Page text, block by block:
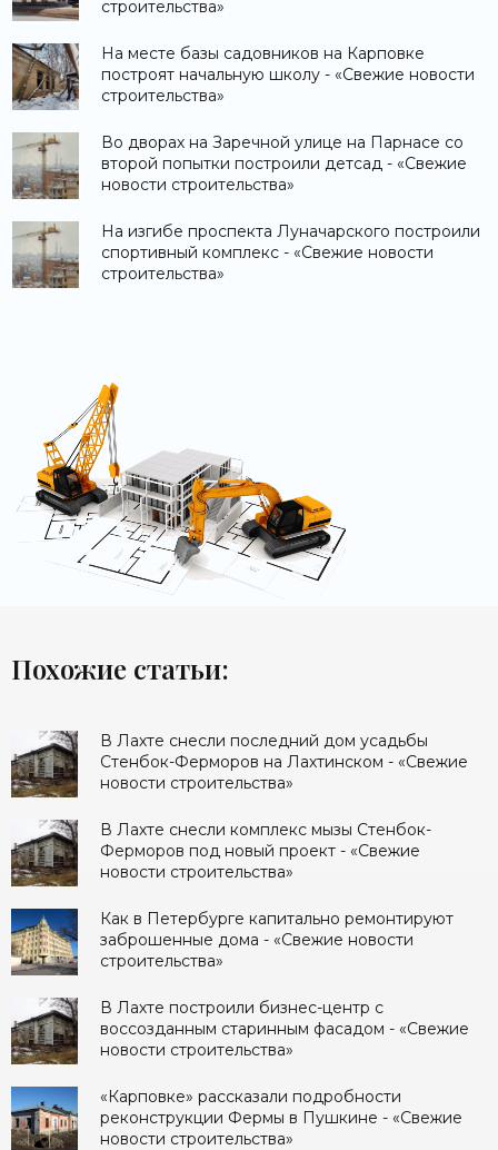
строительства»
На месте базы садовников на Карповке
построят начальную школу - «Свежие новости
строительства»
Во дворах на Заречной улице на Парнасе со
второй попытки построили детсад - «Свежие
новости строительства»
На изгибе проспекта Луначарского построили
спортивный комплекс - «Свежие новости
строительства»
Похожие статьи:
В Лахте снесли последний дом усадьбы
Стенбок-Ферморов на Лахтинском - «Свежие
новости строительства»
В Лахте снесли комплекс мызы Стенбок-
Ферморов под новый проект - «Свежие
новости строительства»
Как в Петербурге капитально ремонтируют
заброшенные дома - «Свежие новости
строительства»
В Лахте построили бизнес-центр с
воссозданным старинным фасадом - «Свежие
новости строительства»
«Карповке» рассказали подробности
реконструкции Фермы в Пушкине - «Свежие
новости строительства»